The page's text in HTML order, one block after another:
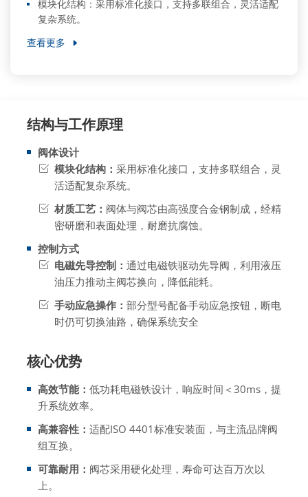
模块化结构：采用标准化接口，支持多联组合，灵活适配
复杂系统。
查看更多
结构与工作原理
阀体设计
模块化结构： 采用标准化接口，支持多联组合，灵
活适配复杂系统。
材质工艺： 阀体与阀芯由高强度合金钢制成，经精
密研磨和表面处理，耐磨抗腐蚀。
控制方式
电磁先导控制： 通过电磁铁驱动先导阀，利用液压
油压力推动主阀芯换向，降低能耗。
手动应急操作： 部分型号配备手动应急按钮，断电
时仍可切换油路，确保系统安全
核心优势
高效节能： 低功耗电磁铁设计，响应时间＜30ms，提
升系统效率。
高兼容性： 适配ISO 4401标准安装面，与主流品牌阀
组互换。
可靠耐用： 阀芯采用硬化处理，寿命可达百万次以
上。